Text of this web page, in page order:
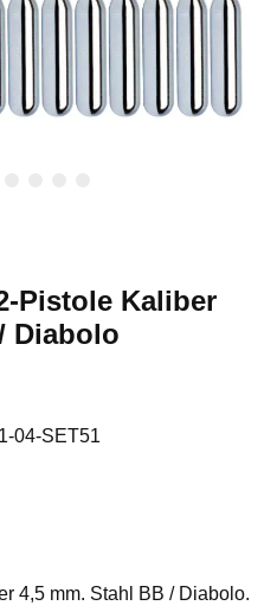
Pistole Kaliber
Diabolo
04-SET51
4,5 mm. Stahl BB / Diabolo.